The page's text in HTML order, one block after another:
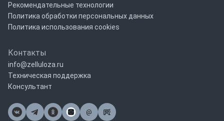
Рекомендательные технологии
Политика обработки персональных данных
Политика использования cookies
Контакты
info@zelluloza.ru
Техническая поддержка
Консультант
@
Почта